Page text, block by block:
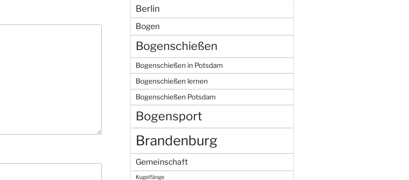
Berlin
Bogen
Bogenschießen
Bogenschießen in Potsdam
Bogenschießen lernen
Bogenschießen Potsdam
Bogensport
Brandenburg
Gemeinschaft
Kugelfänge